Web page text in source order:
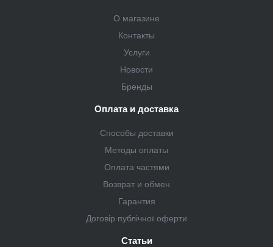
О магазине
Контакты
Услуги
Новости
Бренды
Оплата и доставка
Способы доставки
Методы оплаты
Оплата частями
Возврат и обмен
Гарантия
Договір публічної оферти
Статьи